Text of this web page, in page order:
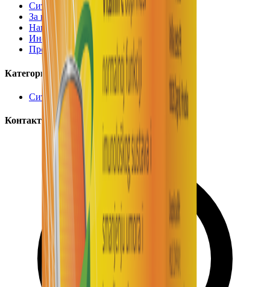
Сите производи
За нас
Наши локации
Информации за испорака
Промоции
Категории
Сите производи
Контакт